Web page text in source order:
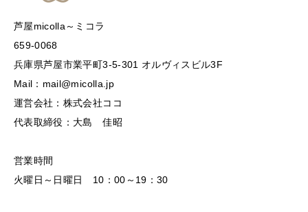
芦屋micolla～ミコラ
659-0068
兵庫県芦屋市業平町3-5-301 オルヴィスビル3F
Mail：mail@micolla.jp
運営会社：株式会社ココ
代表取締役：大島 佳昭
営業時間
火曜日～日曜日 10：00～19：30